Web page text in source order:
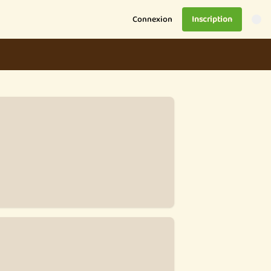
Connexion Inscription